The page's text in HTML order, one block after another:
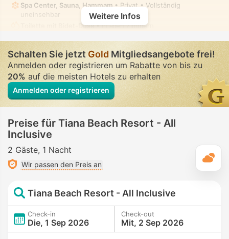
Spa Center, Sauna, Hammam• Privat • Vollständig
uneinsehbar
Toilette mit Bidet-Düse• In allen Zimmern
Weitere Infos
Schalten Sie jetzt Gold Mitgliedsangebote frei!
Anmelden oder registrieren um Rabatte von bis zu
20% auf die meisten Hotels zu erhalten
Anmelden oder registrieren
Preise für Tiana Beach Resort - All
Inclusive
2 Gäste 1 Nacht
Wir passen den Preis an
Tiana Beach Resort - All Inclusive
Check-in
Die, 1 Sep 2026
Check-out
Mit, 2 Sep 2026